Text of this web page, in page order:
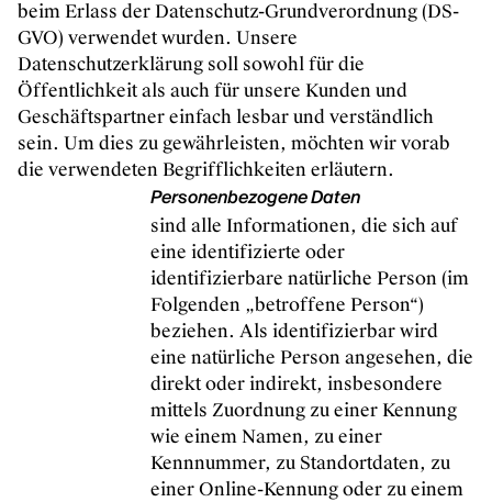
beim Erlass der Datenschutz-Grundverordnung (DS-
GVO) verwendet wurden. Unsere
Datenschutzerklärung soll sowohl für die
Öffentlichkeit als auch für unsere Kunden und
Geschäftspartner einfach lesbar und verständlich
sein. Um dies zu gewährleisten, möchten wir vorab
die verwendeten Begrifflichkeiten erläutern.
Personenbezogene Daten
sind alle Informationen, die sich auf
eine identifizierte oder
identifizierbare natürliche Person (im
Folgenden „betroffene Person“)
beziehen. Als identifizierbar wird
eine natürliche Person angesehen, die
direkt oder indirekt, insbesondere
mittels Zuordnung zu einer Kennung
wie einem Namen, zu einer
Kennnummer, zu Standortdaten, zu
einer Online-Kennung oder zu einem